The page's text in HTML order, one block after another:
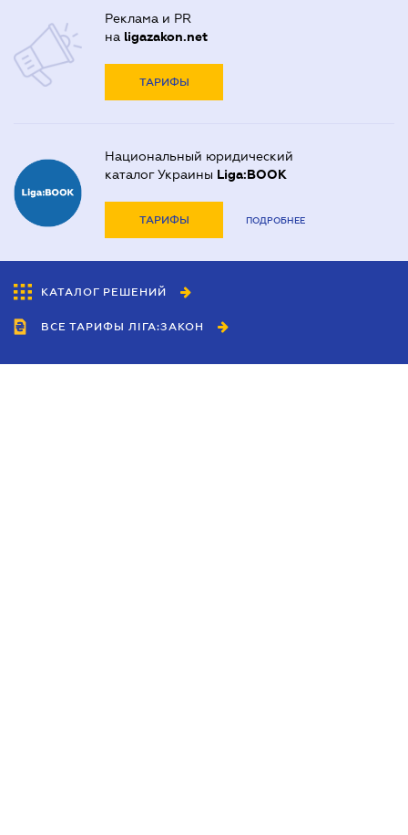
Реклама и PR
на ligazakon.net
ТАРИФЫ
Национальный юридический
каталог Украины Liga:BOOK
ТАРИФЫ ПОДРОБНЕЕ
КАТАЛОГ РЕШЕНИЙ
ВСЕ ТАРИФЫ ЛІГА:ЗАКОН